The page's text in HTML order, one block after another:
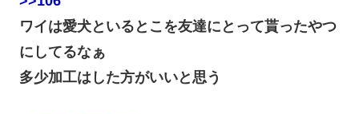
ワイは愛犬といるとこを友達にとって貰ったやつ
にしてるなぁ
多少加工はした方がいいと思う